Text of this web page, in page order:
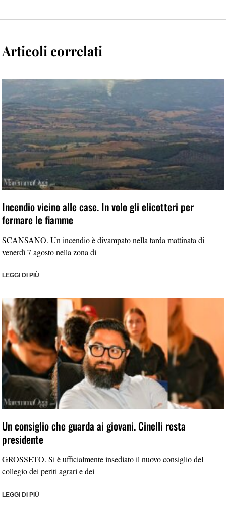
Articoli correlati
Incendio vicino alle case. In volo gli elicotteri per
fermare le fiamme
SCANSANO. Un incendio è divampato nella tarda mattinata di
venerdì 7 agosto nella zona di
LEGGI DI PIÙ
Un consiglio che guarda ai giovani. Cinelli resta
presidente
GROSSETO. Si è ufficialmente insediato il nuovo consiglio del
collegio dei periti agrari e dei
LEGGI DI PIÙ